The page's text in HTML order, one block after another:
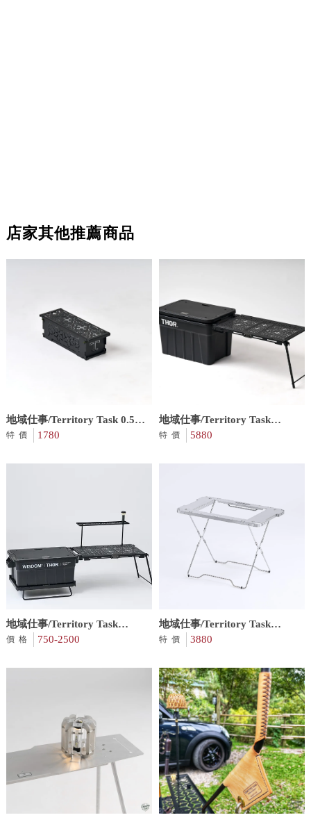
店家其他推薦商品
地域仕事/Territory Task 0.5單
位折疊置物盒/渡鴉圖騰BOX
特價 1780
地域仕事/Territory Task
dachshund 2.5單位延伸桌 x
特價 5880
地域仕事/Territory Task
dachshund系列 2.5單位延伸桌
價格 750-2500
地域仕事/Territory Task
SWIFT 系列 THOR箱單位桌
特價 3880